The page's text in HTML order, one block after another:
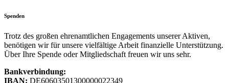
Spenden
Trotz des großen ehrenamtlichen Engagements unserer Aktiven,
benötigen wir für unsere vielfältige Arbeit finanzielle Unterstützung.
Über Ihre Spende oder Mitgliedschaft freuen wir uns sehr.
Bankverbindung:
IBAN: DE60603501300000022349